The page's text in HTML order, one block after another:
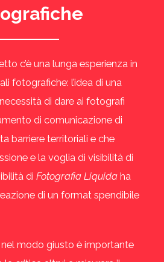
c’è una lunga esperienza in
fotografiche: l’idea di una
di dare ai fotografi
di comunicazione di
barriere territoriali e che
e la voglia di visibilità di
di Fotografia Liquida ha
di un format spendibile
modo giusto è importante